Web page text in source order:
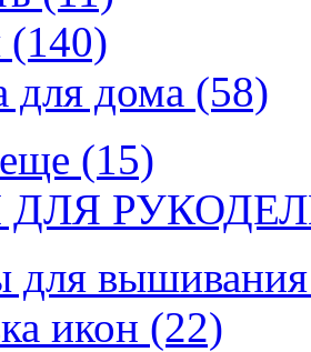
(140)
для дома (58)
(15)
для
икон (22)